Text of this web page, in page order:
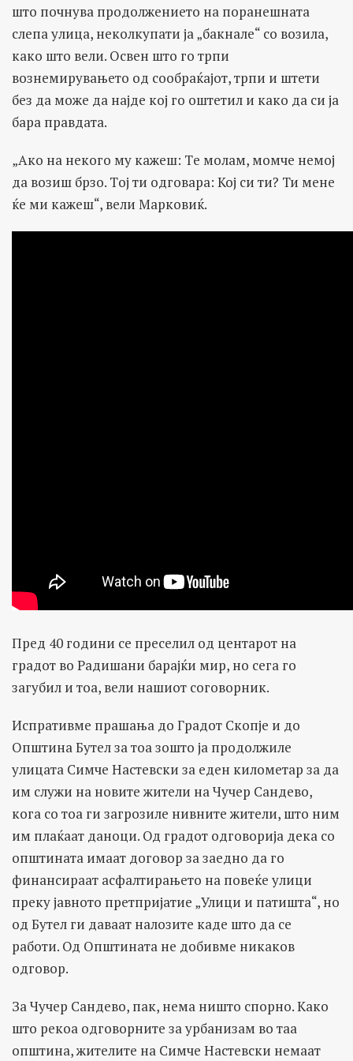
што почнува продолжението на поранешната
слепа улица, неколкупати ја „бакнале“ со возила,
како што вели. Освен што го трпи
вознемирувањето од сообраќајот, трпи и штети
без да може да најде кој го оштетил и како да си ја
бара правдата.
„Ако на некого му кажеш: Tе молам, момче немој
да возиш брзо. Tој ти одговара: Кој си ти? Ти мене
ќе ми кажеш“, вели Марковиќ.
Пред 40 години се преселил од центарот на
градот во Радишани барајќи мир, но сега го
загубил и тоа, вели нашиот соговорник.
Испративме прашања до Градот Скопје и до
Општина Бутел за тоа зошто ја продолжиле
улицата Симче Настевски за еден километар за да
им служи на новите жители на Чучер Сандево,
кога со тоа ги загрозиле нивните жители, што ним
им плаќаат даноци. Од градот одговорија дека со
општината имаат договор за заедно да го
финансираат асфалтирањето на повеќе улици
преку јавното претпријатие „Улици и патишта“, но
од Бутел ги даваат налозите каде што да се
работи. Од Општината не добивме никаков
одговор.
За Чучер Сандево, пак, нема ништо спорно. Како
што рекоа одговорните за урбанизам во таа
општина, жителите на Симче Настевски немаат